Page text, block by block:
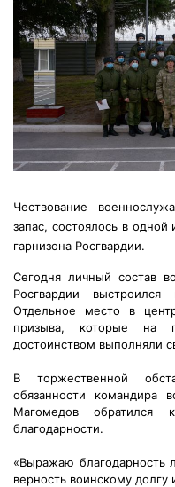
Чествование
запас, состоялось в одной
гарнизона Росгвардии.
Сегодня личный состав
Росгвардии
Отдельное место в
призыва, которые на
достоинством выполняли
В торжественной
обязанности командира
Магомедов обратился
благодарности.
«Выражаю благодарность
верность воинскому